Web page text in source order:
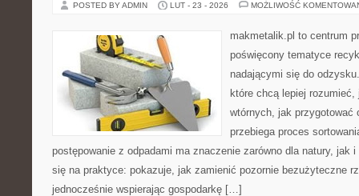
POSTED BY ADMIN LUT - 23 - 2026 MOŻLIWOŚĆ
makmetalik.pl to centrum
poświęcony tematyce
nadającymi się do
które chcą lepiej rozumieć,
wtórnych, jak przygotować
przebiega proces
postępowanie z odpadami ma znaczenie zarówno dla natury, jak
się na praktyce: pokazuje, jak zamienić pozornie bezużyteczne
jednocześnie wspierając gospodarkę […]